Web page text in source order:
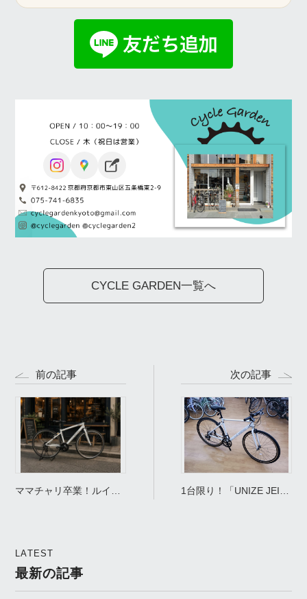
CYCLE GARDEN一覧へ
前の記事
ママチャリ卒業！ルイガ
次の記事
1台限り！「UNIZE JEII(ﾕ
LATEST
最新の記事